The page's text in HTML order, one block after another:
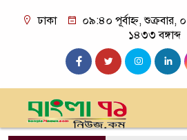
ঢাকা
০৯:৪০ পূর্বাহ্ন, শুক্রবার,
১৪৩৩ বঙ্গাব্দ